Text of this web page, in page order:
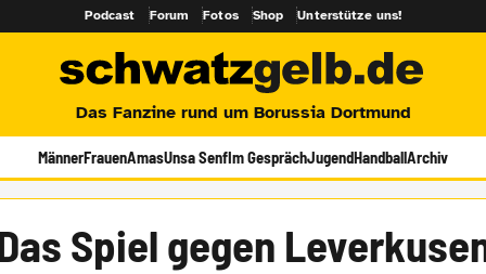
Podcast Forum Fotos Shop Unterstütze uns!
Das Fanzine rund um Borussia Dortmund
MännerFrauenAmasUnsa SenfIm GesprächJugendHandballArchiv
Spiel gegen